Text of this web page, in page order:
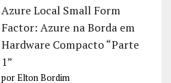
Azure Local Small Form
Factor: Azure na Borda em
Hardware Compacto “Parte
1”
por Elton Bordim